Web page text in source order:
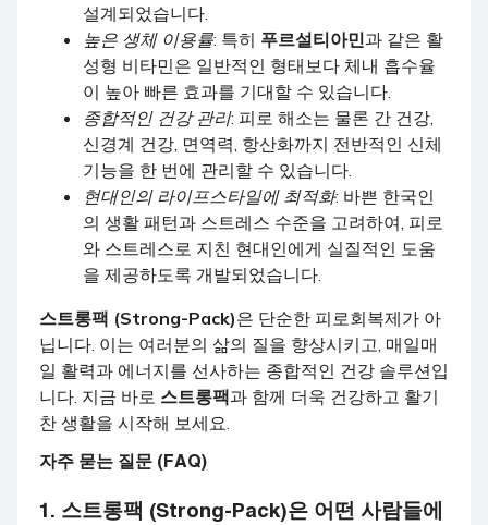
설계되었습니다.
높은 생체 이용률: 특히 푸르설티아민과 같은 활
성형 비타민은 일반적인 형태보다 체내 흡수율
이 높아 빠른 효과를 기대할 수 있습니다.
종합적인 건강 관리: 피로 해소는 물론 간 건강,
신경계 건강, 면역력, 항산화까지 전반적인 신체
기능을 한 번에 관리할 수 있습니다.
현대인의 라이프스타일에 최적화: 바쁜 한국인
의 생활 패턴과 스트레스 수준을 고려하여, 피로
와 스트레스로 지친 현대인에게 실질적인 도움
을 제공하도록 개발되었습니다.
스트롱팩 (Strong-Pack)은 단순한 피로회복제가 아
닙니다. 이는 여러분의 삶의 질을 향상시키고, 매일매
일 활력과 에너지를 선사하는 종합적인 건강 솔루션입
니다. 지금 바로 스트롱팩과 함께 더욱 건강하고 활기
찬 생활을 시작해 보세요.
자주 묻는 질문 (FAQ)
1. 스트롱팩 (Strong-Pack)은 어떤 사람들에